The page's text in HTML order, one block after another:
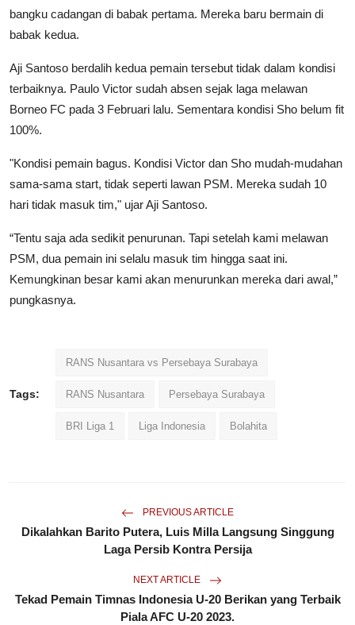
bangku cadangan di babak pertama. Mereka baru bermain di
babak kedua.
Aji Santoso berdalih kedua pemain tersebut tidak dalam kondisi
terbaiknya. Paulo Victor sudah absen sejak laga melawan
Borneo FC pada 3 Februari lalu. Sementara kondisi Sho belum fit
100%.
"Kondisi pemain bagus. Kondisi Victor dan Sho mudah-mudahan
sama-sama start, tidak seperti lawan PSM. Mereka sudah 10
hari tidak masuk tim," ujar Aji Santoso.
“Tentu saja ada sedikit penurunan. Tapi setelah kami melawan
PSM, dua pemain ini selalu masuk tim hingga saat ini.
Kemungkinan besar kami akan menurunkan mereka dari awal,”
pungkasnya.
Tags:
RANS Nusantara vs Persebaya Surabaya
RANS Nusantara Persebaya Surabaya
BRI Liga 1 Liga Indonesia Bolahita
PREVIOUS ARTICLE
Dikalahkan Barito Putera, Luis Milla Langsung Singgung
Laga Persib Kontra Persija
NEXT ARTICLE
Tekad Pemain Timnas Indonesia U-20 Berikan yang Terbaik
Piala AFC U-20 2023.